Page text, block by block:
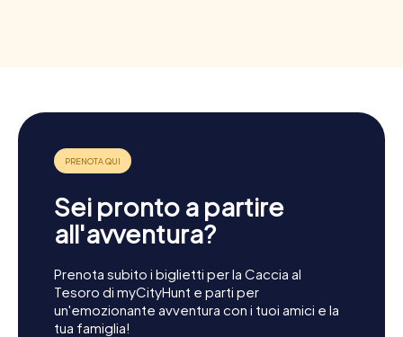
Sei pronto a partire
all'avventura?
Prenota subito i biglietti per la Caccia al
Tesoro di myCityHunt e parti per
un'emozionante avventura con i tuoi amici e la
tua famiglia!